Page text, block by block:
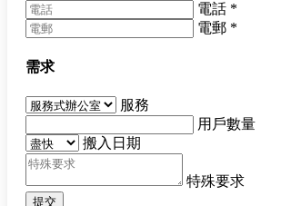
電話 *
電郵 *
需求
服務
用戶數量
搬入日期
特殊要求
提交